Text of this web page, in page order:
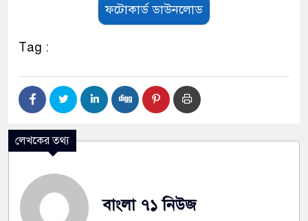
ফটোকার্ড ডাউনলোড
Tag :
লেখকের তথ্য
বাংলা ৭১ নিউজ